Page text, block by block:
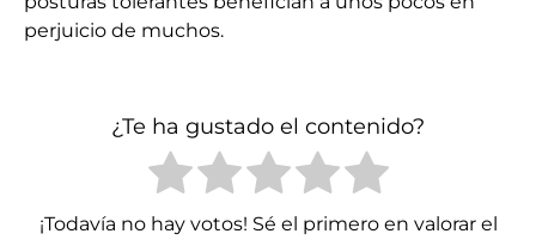
perjuicio de muchos.
¿Te ha gustado el contenido?
¡Todavía no hay votos! Sé el primero en valorar el